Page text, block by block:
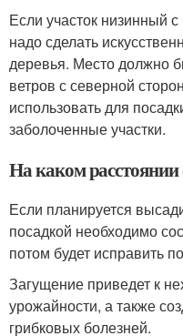
Если участок низинный
надо сделать
деревья. Место должно
ветров с северной
использовать для
заболоченные участки.
На каком расстоянии
Если планируется
посадкой необходимо
потом будет исправить
Загущение приведет к
урожайности, а также
грибковых болезней.